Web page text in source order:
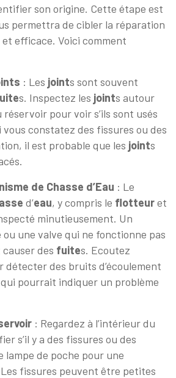
son origine. Cette étape est
permettra de cibler la réparation
efficace. Voici comment
: Les joints sont souvent
s. Inspectez les joints autour
réservoir pour voir s’ils sont usés
vous constatez des fissures ou des
il est probable que les joints
de Chasse d’Eau : Le
d’eau, y compris le flotteuret
minutieusement. Un
ou une valve qui ne fonctionne pas
des fuites. Ecoutez
des bruits d’écoulement
pourrait indiquer un problème
: Regardez à l’intérieur du
s’il y a des fissures ou des
lampe de poche pour une
fissures peuvent être petites